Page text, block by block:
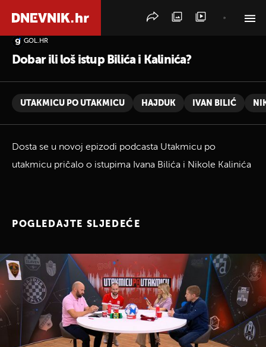
GOL.HR
Dobar ili loš istup Bilića i Kalinića?
UTAKMICU PO UTAKMICU HAJDUK IVAN BILIĆ
Dosta se u novoj epizodi podcasta Utakmicu po
utakmicu pričalo o istupima Ivana Bilića i Nikole Kalinića
POGLEDAJTE SLJEDEĆE
PRETRAŽITE VIJESTI